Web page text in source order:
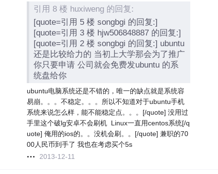
引用 8 楼 huxiweng 的回复:
[quote=引用 5 楼 songbgi 的回复:]
[quote=引用 3 楼 hjw506848887 的回复:]
[quote=引用 2 楼 songbgi 的回复:] ubuntu
还是比较给力的 当初上大学那会为了推广
你只要申请 公司就会免费发ubuntu 的系
统盘给你
ubuntu电脑系统还是不错的，唯一的缺点就是系统容
易崩。。。不稳定。。。所以不知道对于ubuntu手机
系统来说怎么样，能不能稳定点。。。[/quote] 没用过
手里这个破lg安卓不会刷机 Linux一直用centos系统[/q
uote] 俺用的ios的。。没机会刷。。[/quote] 兼职的70
00人民币到手了 我也在考虑买个5s
2013-12-11